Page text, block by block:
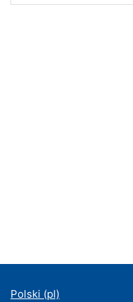
Polski ‎(pl)‎